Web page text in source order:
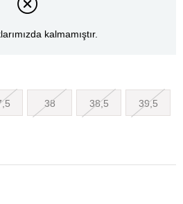
kalmamıştır.
38 38,5 39,5